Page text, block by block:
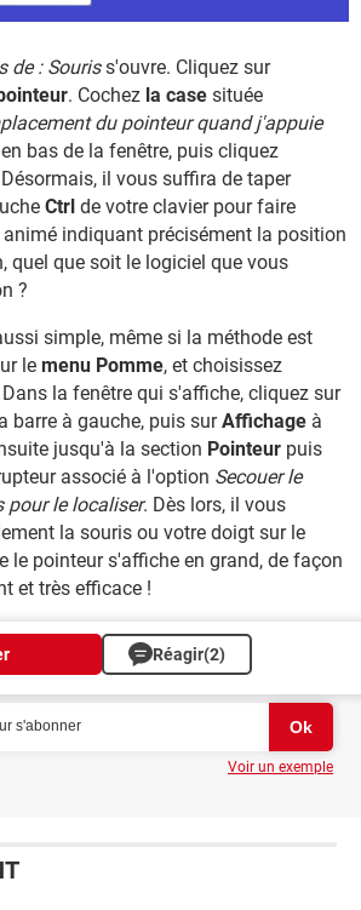
de : Souriss'ouvre. Cliquez sur
. Cochez la case située
du pointeur quand j'appuie
en bas de la fenêtre, puis cliquez
il vous suffira de taper
Ctrl de votre clavier pour faire
indiquant précisément la position
quel que soit le logiciel que vous
?
simple, même si la méthode est
le menu Pomme, et choisissez
Dans la fenêtre qui s'affiche, cliquez sur
barre à gauche, puis surAffichage à
jusqu'à la section Pointeur puis
associé à l'option Secouer le
pour le localiser. Dès lors, il vous
la souris ou votre doigt sur le
le pointeur s'affiche en grand, de façon
et très efficace !
Réagir(2)
Voir un exemple